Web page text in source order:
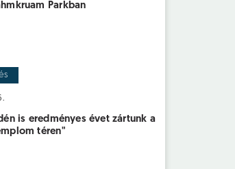
Parkban
is eredményes évet zártunk a
téren"